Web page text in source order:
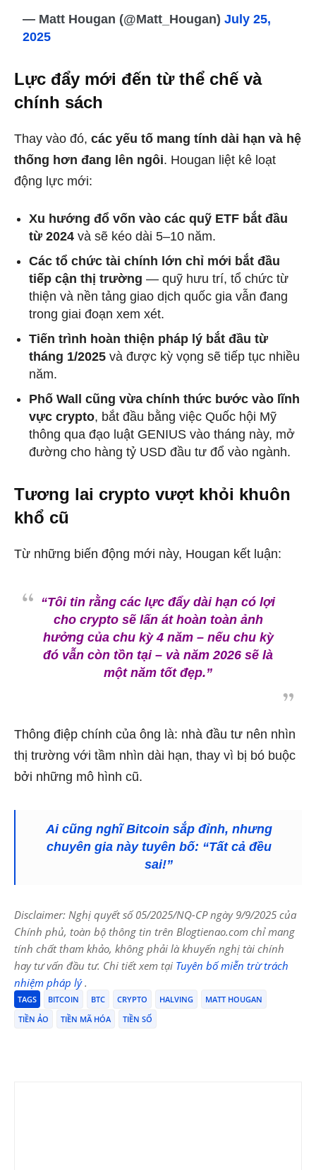
— Matt Hougan (@Matt_Hougan)July 25,
2025
Lực đẩy mới đến từ thể chế và
chính sách
Thay vào đó, các yếu tố mang tính dài hạn và hệ
thống hơn đang lên ngôi. Hougan liệt kê loạt
động lực mới:
Xu hướng đổ vốn vào các quỹ ETF bắt đầu
từ 2024 và sẽ kéo dài 5–10 năm.
Các tổ chức tài chính lớn chỉ mới bắt đầu
tiếp cận thị trường — quỹ hưu trí, tổ chức từ
thiện và nền tảng giao dịch quốc gia vẫn đang
trong giai đoạn xem xét.
Tiến trình hoàn thiện pháp lý bắt đầu từ
tháng 1/2025 và được kỳ vọng sẽ tiếp tục nhiều
năm.
Phố Wall cũng vừa chính thức bước vào lĩnh
vực crypto, bắt đầu bằng việc Quốc hội Mỹ
thông qua đạo luật GENIUS vào tháng này, mở
đường cho hàng tỷ USD đầu tư đổ vào ngành.
Tương lai crypto vượt khỏi khuôn
khổ cũ
Từ những biến động mới này, Hougan kết luận:
“Tôi tin rằng các lực đẩy dài hạn có lợi
cho crypto sẽ lấn át hoàn toàn ảnh
hưởng của chu kỳ 4 năm – nếu chu kỳ
đó vẫn còn tồn tại – và năm 2026 sẽ là
một năm tốt đẹp.”
Thông điệp chính của ông là: nhà đầu tư nên nhìn
thị trường với tầm nhìn dài hạn, thay vì bị bó buộc
bởi những mô hình cũ.
Ai cũng nghĩ Bitcoin sắp đỉnh, nhưng
chuyên gia này tuyên bố: “Tất cả đều
sai!”
Disclaimer: Nghị quyết số 05/2025/NQ-CP ngày 9/9/2025 của
Chính phủ, toàn bộ thông tin trên Blogtienao.com chỉ mang
tính chất tham khảo, không phải là khuyến nghị tài chính
hay tư vấn đầu tư. Chi tiết xem tại Tuyên bố miễn trừ trách
nhiệm pháp lý.
TAGS BITCOIN BTC CRYPTO HALVING
MATT HOUGAN
TIỀN ẢO
TIỀN MÃ HÓA TIỀN SỐ